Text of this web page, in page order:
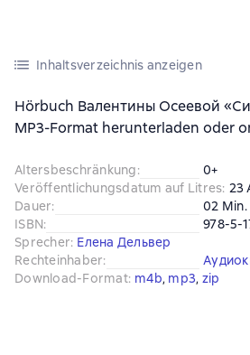
Inhaltsverzeichnis anzeigen
Hörbuch Валентины Осеевой
MP3-Format herunterladen oder
Altersbeschränkung:
0+
Veröffentlichungsdatum auf Litres: 23
Dauer:
02 Min.
ISBN:
978-5-
Sprecher: Елена Дельвер
Rechteinhaber:
Download-Format: m4b, mp3, zip